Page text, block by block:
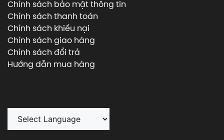
Chính sách bảo mật thông tin
Chính sách thanh toán
Chính sách khiếu nại
Chính sách giao hàng
Chính sách đổi trả
Hướng dẫn mua hàng